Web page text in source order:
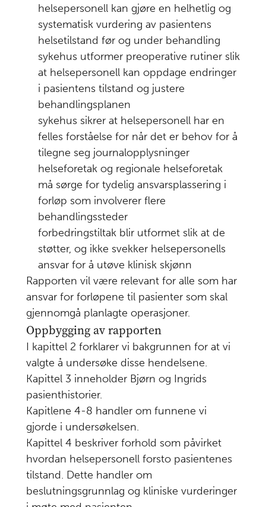
helsepersonell kan gjøre en helhetlig og
systematisk vurdering av pasientens
helsetilstand før og under behandling
sykehus utformer preoperative rutiner slik
at helsepersonell kan oppdage endringer
i pasientens tilstand og justere
behandlingsplanen
sykehus sikrer at helsepersonell har en
felles forståelse for når det er behov for å
tilegne seg journalopplysninger
helseforetak og regionale helseforetak
må sørge for tydelig ansvarsplassering i
forløp som involverer flere
behandlingssteder
forbedringstiltak blir utformet slik at de
støtter, og ikke svekker helsepersonells
ansvar for å utøve klinisk skjønn
Rapporten vil være relevant for alle som har
ansvar for forløpene til pasienter som skal
gjennomgå planlagte operasjoner.
Oppbygging av rapporten
I kapittel 2 forklarer vi bakgrunnen for at vi
valgte å undersøke disse hendelsene.
Kapittel 3 inneholder Bjørn og Ingrids
pasienthistorier.
Kapitlene 4-8 handler om funnene vi
gjorde i undersøkelsen.
Kapittel 4 beskriver forhold som påvirket
hvordan helsepersonell forsto pasientenes
tilstand. Dette handler om
beslutningsgrunnlag og kliniske vurderinger